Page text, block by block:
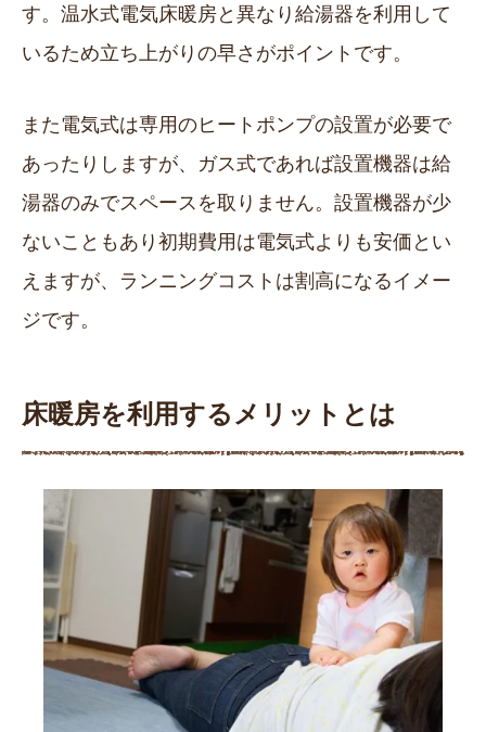
す。温水式電気床暖房と異なり給湯器を利用して
いるため立ち上がりの早さがポイントです。
また電気式は専用のヒートポンプの設置が必要で
あったりしますが、ガス式であれば設置機器は給
湯器のみでスペースを取りません。設置機器が少
ないこともあり初期費用は電気式よりも安価とい
えますが、ランニングコストは割高になるイメー
ジです。
床暖房を利用するメリットとは